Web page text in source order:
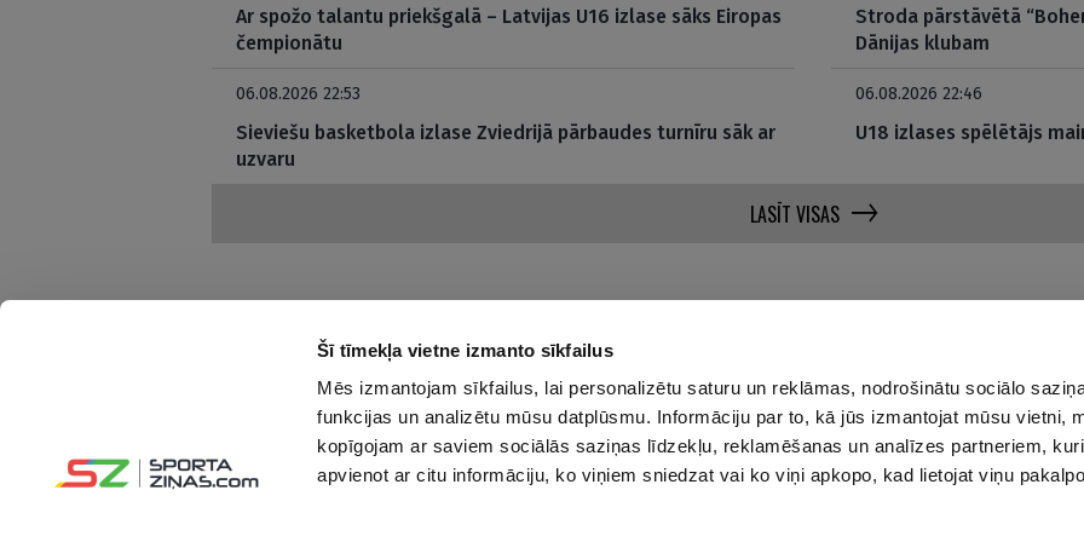
Šī tīmekļa vietne izmanto sīkfailus
Mēs izmantojam sīkfailus, lai personalizētu saturu un reklāmas, nodrošinātu sociālo
funkcijas un analizētu mūsu datplūsmu. Informāciju par to, kā jūs izmantojat mūsu vietni,
kopīgojam ar saviem sociālās saziņas līdzekļu, reklamēšanas un analīzes partneriem,
apvienot ar citu informāciju, ko viņiem sniedzat vai ko viņi apkopo, kad lietojat viņu
Ar spožo talantu priekšgalā – Latvijas U16 izlase sāks Eiropas
čempionātu
Stroda pārstāvētā
Dānijas klubam
06.08.2026 22:53
Sieviešu basketbola izlase Zviedrijā pārbaudes turnīru sāk ar
uzvaru
06.08.2026 22:46
U18 izlases spēlētājs
LASĪT VISAS
Interesanti un saprotami par sportu
Seko mums:
Par mums
Reklāmas Parametri
Kontakti